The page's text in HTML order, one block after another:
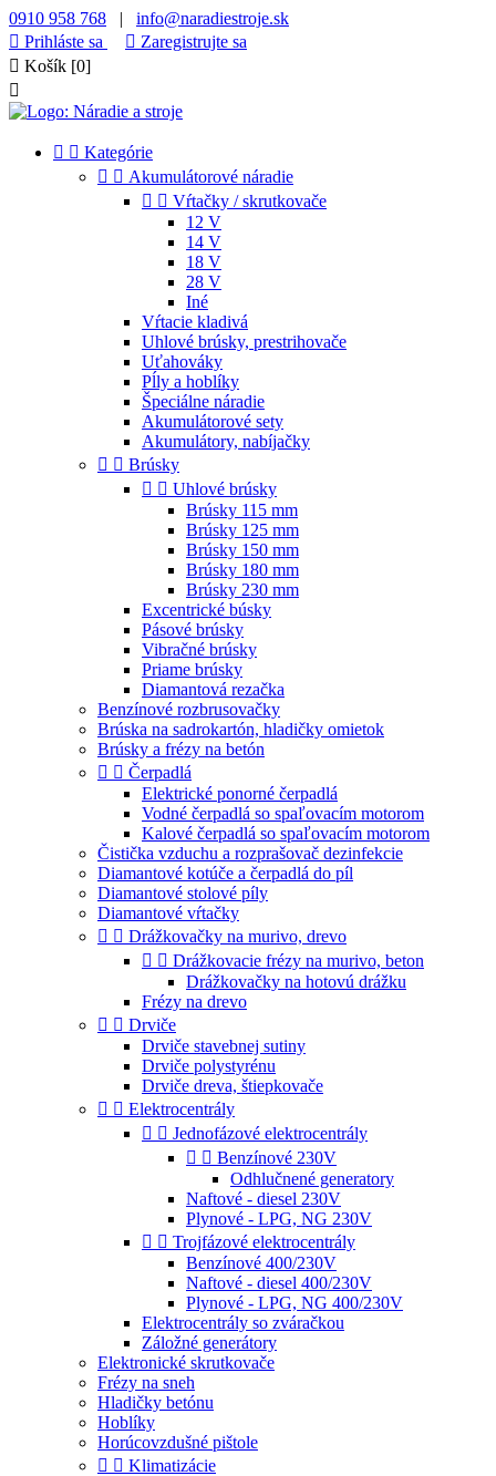
0910 958 768 | info@naradiestroje.sk
 Prihláste sa  Zaregistrujte sa
 Košík [0]

  Kategórie
  Akumulátorové náradie
  Vŕtačky / skrutkovače
12 V
14 V
18 V
28 V
Iné
Vŕtacie kladivá
Uhlové brúsky, prestrihovače
Uťahováky
Pĺly a hoblíky
Špeciálne náradie
Akumulátorové sety
Akumulátory, nabíjačky
  Brúsky
  Uhlové brúsky
Brúsky 115 mm
Brúsky 125 mm
Brúsky 150 mm
Brúsky 180 mm
Brúsky 230 mm
Excentrické búsky
Pásové brúsky
Vibračné brúsky
Priame brúsky
Diamantová rezačka
Benzínové rozbrusovačky
Brúska na sadrokartón, hladičky omietok
Brúsky a frézy na betón
  Čerpadlá
Elektrické ponorné čerpadlá
Vodné čerpadlá so spaľovacím motorom
Kalové čerpadlá so spaľovacím motorom
Čistička vzduchu a rozprašovač dezinfekcie
Diamantové kotúče a čerpadlá do píl
Diamantové stolové píly
Diamantové vŕtačky
  Drážkovačky na murivo, drevo
  Drážkovacie frézy na murivo, beton
Drážkovačky na hotovú drážku
Frézy na drevo
  Drviče
Drviče stavebnej sutiny
Drviče polystyrénu
Drviče dreva, štiepkovače
  Elektrocentrály
  Jednofázové elektrocentrály
  Benzínové 230V
Odhlučnené generatory
Naftové - diesel 230V
Plynové - LPG, NG 230V
  Trojfázové elektrocentrály
Benzínové 400/230V
Naftové - diesel 400/230V
Plynové - LPG, NG 400/230V
Elektrocentrály so zváračkou
Záložné generátory
Elektronické skrutkovače
Frézy na sneh
Hladičky betónu
Hoblíky
Horúcovzdušné pištole
  Klimatizácie